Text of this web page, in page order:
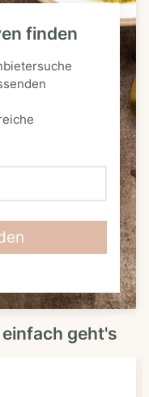
finden
geht's